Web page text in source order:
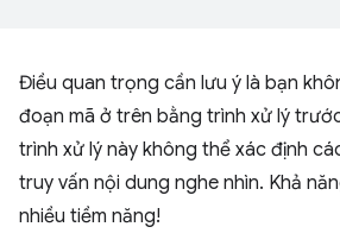
Điều quan trọng cần lưu ý là bạn
đoạn mã ở trên bằng trình xử lý
trình xử lý này không thể xác định
truy vấn nội dung nghe nhìn. Khả
nhiều tiềm năng!